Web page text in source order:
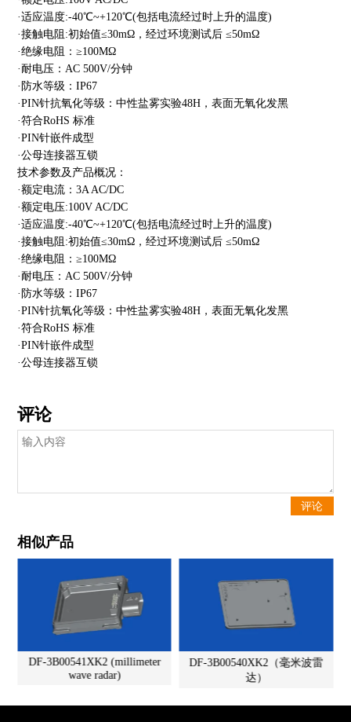
·适应温度:-40℃~+120℃(包括电流经过时上升的温度)
·接触电阻:初始值≤30mΩ，经过环境测试后 ≤50mΩ
·绝缘电阻：≥100MΩ
·耐电压：AC 500V/分钟
·防水等级：IP67
·PIN针抗氧化等级：中性盐雾实验48H，表面无氧化发黑
·符合RoHS 标准
·PIN针嵌件成型
·公母连接器互锁
技术参数及产品概况：
·额定电流：3A AC/DC
·额定电压:100V AC/DC
·适应温度:-40℃~+120℃(包括电流经过时上升的温度)
·接触电阻:初始值≤30mΩ，经过环境测试后 ≤50mΩ
·绝缘电阻：≥100MΩ
·耐电压：AC 500V/分钟
·防水等级：IP67
·PIN针抗氧化等级：中性盐雾实验48H，表面无氧化发黑
·符合RoHS 标准
·PIN针嵌件成型
·公母连接器互锁
评论
相似产品
DF-3B00541XK2 (millimeter
wave radar)
DF-3B00540XK2（毫米波雷
达）